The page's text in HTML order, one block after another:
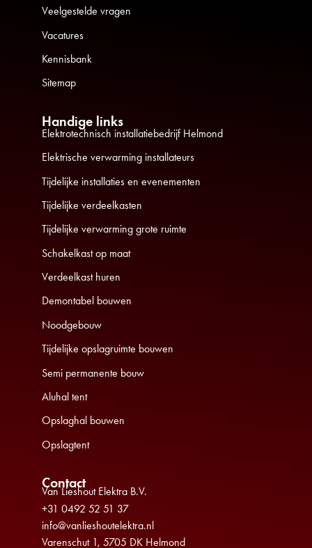
Veelgestelde vragen
Vacatures
Kennisbank
Sitemap
Handige links
Elektrotechnisch installatiebedrijf Helmond
Elektrische verwarming installateurs
Tijdelijke installaties en evenementen
Tijdelijke verdeelkasten
Tijdelijke verwarming grote ruimte
Schakelkast op maat
Verdeelkast huren
Demontabel bouwen
Noodgebouw
Tijdelijke opslagruimte bouwen
Semi permanente bouw
Aluhal tent
Opslaghal bouwen
Opslagtent
Contact
Van Lieshout Elektra B.V.
+31 0492 52 51 37
info@vanlieshoutelektra.nl
Varenschut 1, 5705 DK Helmond